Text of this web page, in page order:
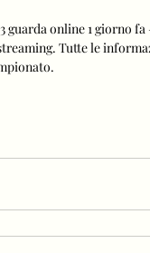
guarda online 1 giorno
Tutte le